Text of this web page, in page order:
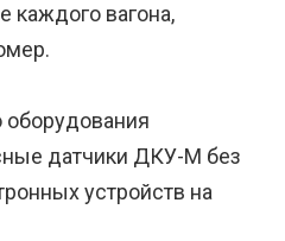
каждого вагона,
оборудования
датчики ДКУ-М без
устройств на